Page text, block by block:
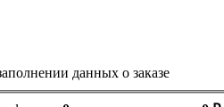
данных о заказе